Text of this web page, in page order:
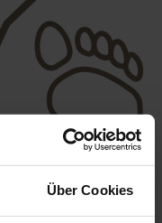
Über Cookies